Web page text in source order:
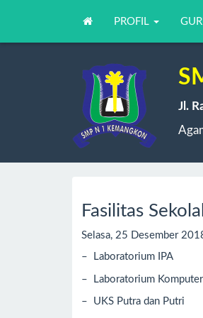
PROFIL
Jl.
Fasilitas
Selasa, 25 Desember
– Laboratorium IPA
– Laboratorium Komputer
– UKS Putra dan Putri